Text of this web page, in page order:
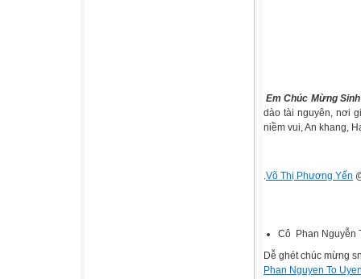
Em Chúc Mừng
dào tài nguyên, nơi
niềm vui, An khang,
.Võ Thị Phương Yến
Cô Phan Nguyễn
Dễ ghét chúc mừng
Phan Nguyen To